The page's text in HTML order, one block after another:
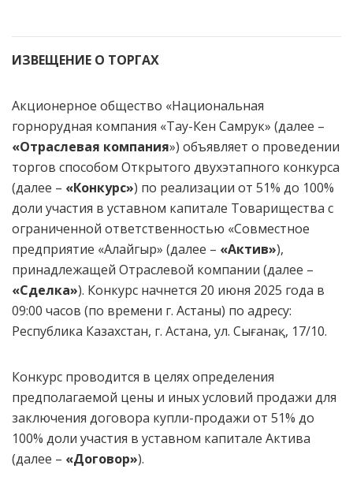
ИЗВЕЩЕНИЕ О ТОРГАХ
Акционерное общество «Национальная
горнорудная компания «Тау-Кен Самрук» (далее –
«Отраслевая компания») объявляет о проведении
торгов способом Открытого двухэтапного конкурса
(далее – «Конкурс») по реализации от 51% до 100%
доли участия в уставном капитале Товарищества с
ограниченной ответственностью «Совместное
предприятие «Алайгыр» (далее – «Актив»),
принадлежащей Отраслевой компании (далее –
«Сделка»). Конкурс начнется 20 июня 2025 года в
09:00 часов (по времени г. Астаны) по адресу:
Республика Казахстан, г. Астана, ул. Сығанақ, 17/10.
Конкурс проводится в целях определения
предполагаемой цены и иных условий продажи для
заключения договора купли-продажи от 51% до
100% доли участия в уставном капитале Актива
(далее – «Договор»).